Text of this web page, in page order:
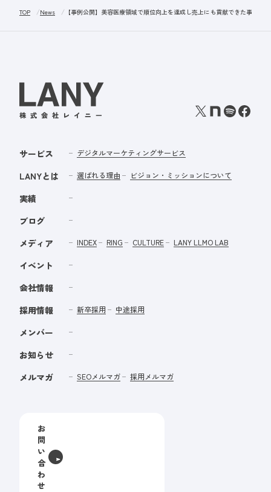
TOP News 【事例公開】美容医療領域で順位向上を達成し売上にも貢献できた事例｜e
サービス デジタルマーケティングサービス
LANYとは 選ばれる理由 ビジョン・ミッションについて
実績
ブログ
メディア
INDEX RING CULTURE LANY LLMO LAB
イベント
会社情報
採用情報
新卒採用 中途採用
メンバー
お知らせ
メルマガ
SEOメルマガ 採用メルマガ
お
問
い
合
わ
せ